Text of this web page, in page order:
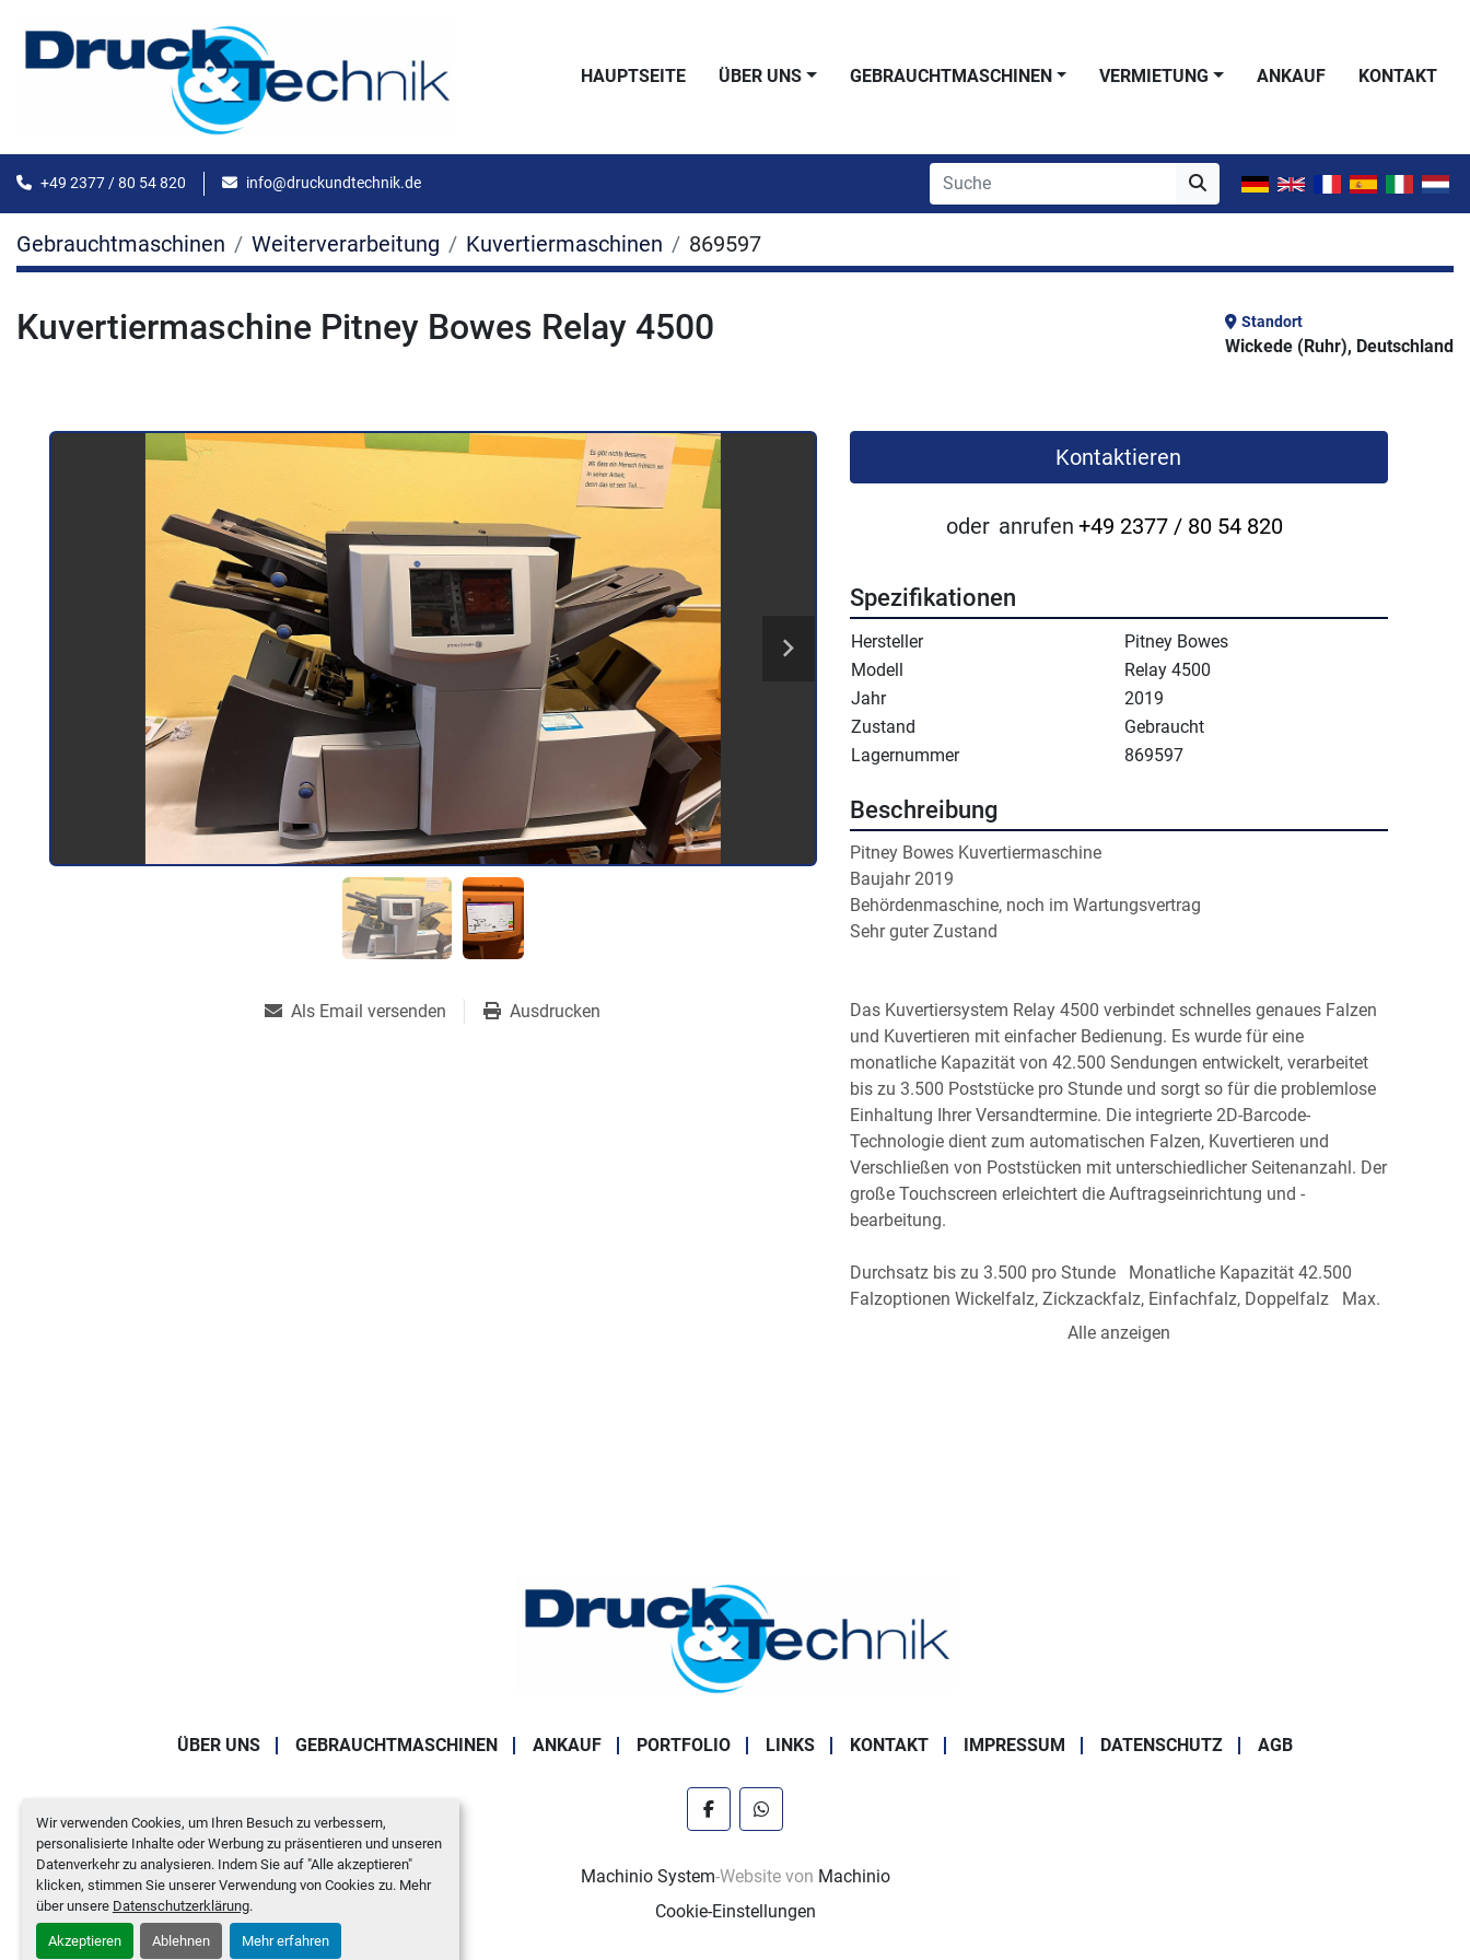
Wir verwenden Cookies, um Ihren Besuch zu verbessern,
personalisierte Inhalte oder Werbung zu präsentieren und unseren
Datenverkehr zu analysieren. Indem Sie auf "Alle akzeptieren"
klicken, stimmen Sie unserer Verwendung von Cookies zu. Mehr
über unsere Datenschutzerklärung.
Akzeptieren Ablehnen Mehr erfahren
HAUPTSEITE ÜBER UNS GEBRAUCHTMASCHINEN VERMIETUNG ANKAUF KONTAKT
+49 2377 / 80 54 820 info@druckundtechnik.de
Gebrauchtmaschinen Weiterverarbeitung Kuvertiermaschinen 869597
Kuvertiermaschine Pitney Bowes Relay 4500 Standort
Wickede (Ruhr), Deutschland
Kontaktieren
oder anrufen +49 2377 / 80 54 820
Als Email versenden Ausdrucken
Spezifikationen
Hersteller
Pitney Bowes
Modell
Relay 4500
Jahr
2019
Zustand
Gebraucht
Lagernummer
869597
Beschreibung
Pitney Bowes Kuvertiermaschine
Baujahr 2019
Behördenmaschine, noch im Wartungsvertrag
Sehr guter Zustand
Das Kuvertiersystem Relay 4500 verbindet schnelles genaues Falzen
und Kuvertieren mit einfacher Bedienung. Es wurde für eine
monatliche Kapazität von 42.500 Sendungen entwickelt, verarbeitet
bis zu 3.500 Poststücke pro Stunde und sorgt so für die problemlose
Einhaltung Ihrer Versandtermine. Die integrierte 2D-Barcode-
Technologie dient zum automatischen Falzen, Kuvertieren und
Verschließen von Poststücken mit unterschiedlicher Seitenanzahl. Der
große Touchscreen erleichtert die Auftragseinrichtung und -
bearbeitung.
Durchsatz bis zu 3.500 pro Stunde   Monatliche Kapazität 42.500
Falzoptionen Wickelfalz, Zickzackfalz, Einfachfalz, Doppelfalz   Max.
Anzahl an Zuführungen 2 Blatt, 1 Beilage   Tischmaße
max 300 Kuverts in Kuvertzuführung
max 325 Blatt pro Blattzuführung
Alle anzeigen
ÜBER UNS GEBRAUCHTMASCHINEN ANKAUF PORTFOLIO LINKS KONTAKT IMPRESSUM DATENSCHUTZ AGB
facebookwhatsapp
Machinio System-Website von Machinio
Cookie-Einstellungen